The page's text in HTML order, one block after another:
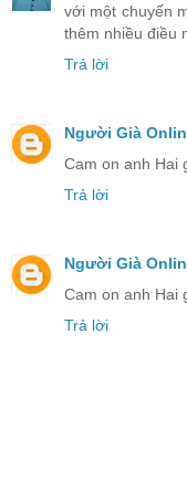
với một chuyến
thêm nhiều điều
Trả lời
Người Già
Cam on anh Hai
Trả lời
Người Già
Cam on anh Hai
Trả lời